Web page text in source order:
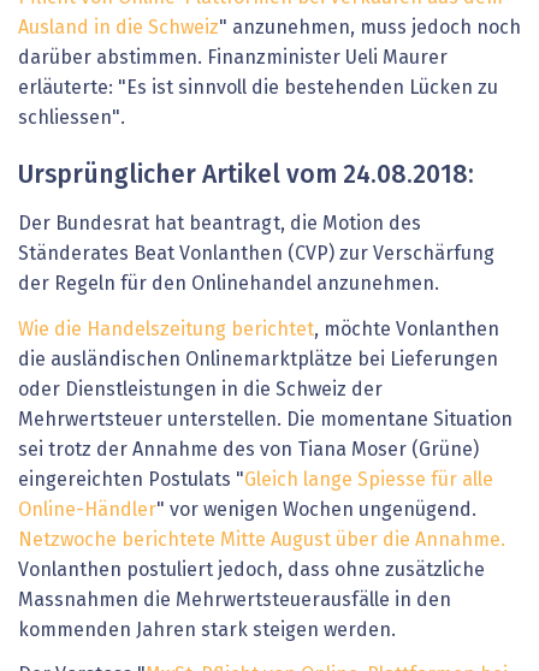
Ausland in die Schweiz" anzunehmen, muss jedoch noch
darüber abstimmen. Finanzminister Ueli Maurer
erläuterte: "Es ist sinnvoll die bestehenden Lücken zu
schliessen".
Ursprünglicher Artikel vom 24.08.2018:
Der Bundesrat hat beantragt, die Motion des
Ständerates Beat Vonlanthen (CVP) zur Verschärfung
der Regeln für den Onlinehandel anzunehmen.
Wie die Handelszeitung berichtet, möchte Vonlanthen
die ausländischen Onlinemarktplätze bei Lieferungen
oder Dienstleistungen in die Schweiz der
Mehrwertsteuer unterstellen. Die momentane Situation
sei trotz der Annahme des von Tiana Moser (Grüne)
eingereichten Postulats "Gleich lange Spiesse für alle
Online-Händler" vor wenigen Wochen ungenügend.
Netzwoche berichtete Mitte August über die Annahme.
Vonlanthen postuliert jedoch, dass ohne zusätzliche
Massnahmen die Mehrwertsteuerausfälle in den
kommenden Jahren stark steigen werden.